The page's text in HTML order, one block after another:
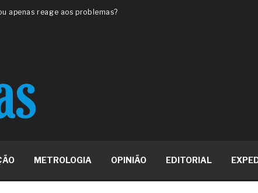
apenas reage aos problemas?
má-fé para tentar criar uma
ISO
metabólica
ânus
de ovário
da fadiga crônica
METROLOGIA OPINIÃO EDITORIAL